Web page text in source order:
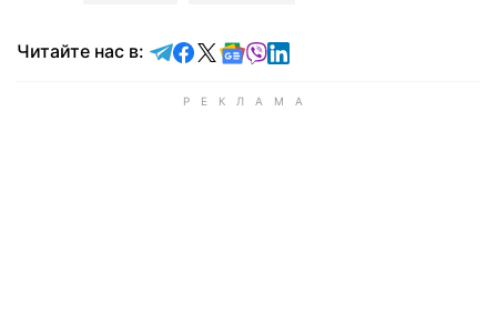
Читайте нас в: Читайте в Telegram
Читайте в Facebook
Читайте в X
Читайте в Google news
Читайте в Viber
Читайте в LinkedIn